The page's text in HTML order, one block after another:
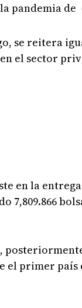
pandemia de
se reitera
el sector
en la
7,809.866
el primer país